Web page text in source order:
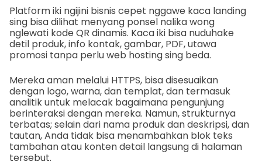
Platform iki ngijini bisnis cepet nggawe kaca landing
sing bisa dilihat menyang ponsel nalika wong
nglewati kode QR dinamis. Kaca iki bisa nuduhake
detil produk, info kontak, gambar, PDF, utawa
promosi tanpa perlu web hosting sing beda.
Mereka aman melalui HTTPS, bisa disesuaikan
dengan logo, warna, dan templat, dan termasuk
analitik untuk melacak bagaimana pengunjung
berinteraksi dengan mereka. Namun, strukturnya
terbatas; selain dari nama produk dan deskripsi, dan
tautan, Anda tidak bisa menambahkan blok teks
tambahan atau konten detail langsung di halaman
tersebut.